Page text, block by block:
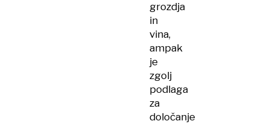
grozdja
in
vina,
ampak
je
zgolj
podlaga
za
določanje